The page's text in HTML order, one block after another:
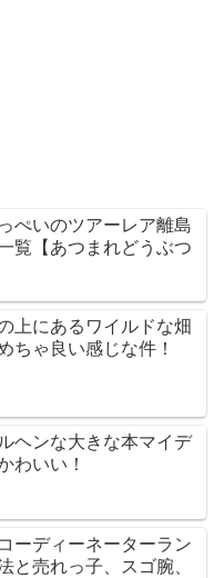
ぺいのツアーレア離島
覧【あつまれどうぶつ
上にあるワイルドな畑
ちゃ良い感じな件！
ヘンな大きな本マイデ
わいい！
ーディーネーターラン
と売れっ子、スゴ腕、